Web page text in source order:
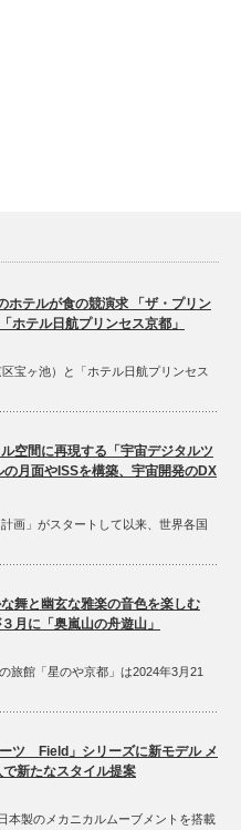
ホテルが食の競演求 「ザ・プリン
ホテル日航プリンセス京都」
宝ヶ池）と「ホテル日航プリンセス
空間に再現する「宇宙デジタルツ
の月面やISSを構築、宇宙開発のDX
画」がスタートして以来、世界各国
舞と幽玄な雅楽の音色を楽しむ
月に「奥嵐山の舟遊山」
旅館「星のや京都」は2024年3月21
ーツ Field」シリーズに新モデル メ
新たなスタイル提案
本製のメカニカルムーブメントを搭載